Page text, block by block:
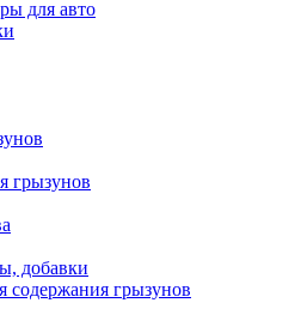
для авто
грызунов
добавки
содержания грызунов